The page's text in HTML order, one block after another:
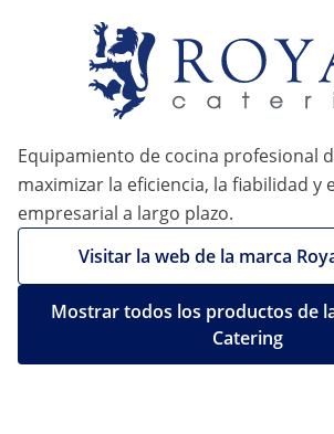
Equipamiento de cocina profesional
maximizar la eficiencia, la fiabilidad y
empresarial a largo plazo.
Visitar la web de la marca
Mostrar todos los productos de
Catering